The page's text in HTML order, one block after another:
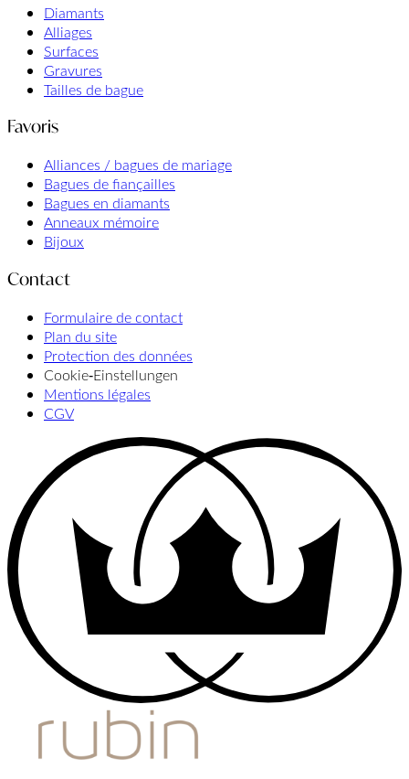
Diamants
Alliages
Surfaces
Gravures
Tailles de bague
Favoris
Alliances / bagues de mariage
Bagues de fiançailles
Bagues en diamants
Anneaux mémoire
Bijoux
Contact
Formulaire de contact
Plan du site
Protection des données
Cookie‑Einstellungen
Mentions légales
CGV